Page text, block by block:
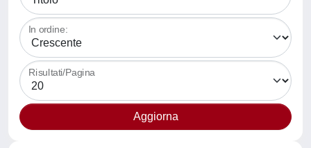
In ordine:
Risultati/Pagina